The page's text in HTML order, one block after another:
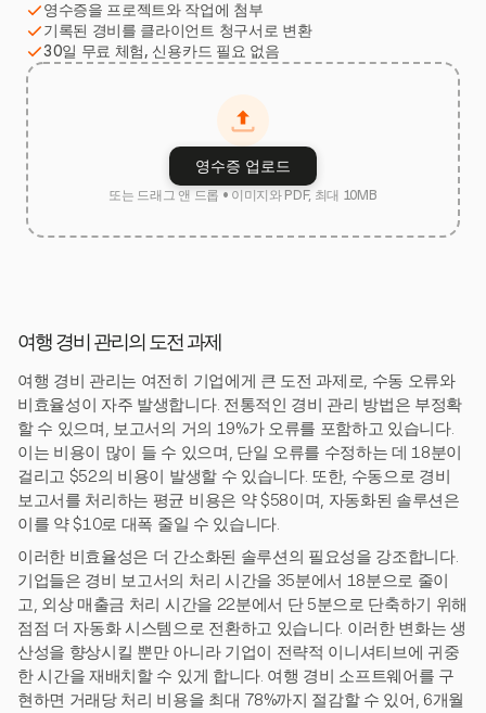
영수증을 프로젝트와 작업에 첨부
기록된 경비를 클라이언트 청구서로 변환
30일 무료 체험, 신용카드 필요 없음
영수증 업로드
또는 드래그 앤 드롭 • 이미지와 PDF, 최대 10MB
여행 경비 관리의 도전 과제
여행 경비 관리는 여전히 기업에게 큰 도전 과제로, 수동 오류와
비효율성이 자주 발생합니다. 전통적인 경비 관리 방법은 부정확
할 수 있으며, 보고서의 거의 19%가 오류를 포함하고 있습니다.
이는 비용이 많이 들 수 있으며, 단일 오류를 수정하는 데 18분이
걸리고 $52의 비용이 발생할 수 있습니다. 또한, 수동으로 경비
보고서를 처리하는 평균 비용은 약 $58이며, 자동화된 솔루션은
이를 약 $10로 대폭 줄일 수 있습니다.
이러한 비효율성은 더 간소화된 솔루션의 필요성을 강조합니다.
기업들은 경비 보고서의 처리 시간을 35분에서 18분으로 줄이
고, 외상 매출금 처리 시간을 22분에서 단 5분으로 단축하기 위해
점점 더 자동화 시스템으로 전환하고 있습니다. 이러한 변화는 생
산성을 향상시킬 뿐만 아니라 기업이 전략적 이니셔티브에 귀중
한 시간을 재배치할 수 있게 합니다. 여행 경비 소프트웨어를 구
현하면 거래당 처리 비용을 최대 78%까지 절감할 수 있어, 6개월